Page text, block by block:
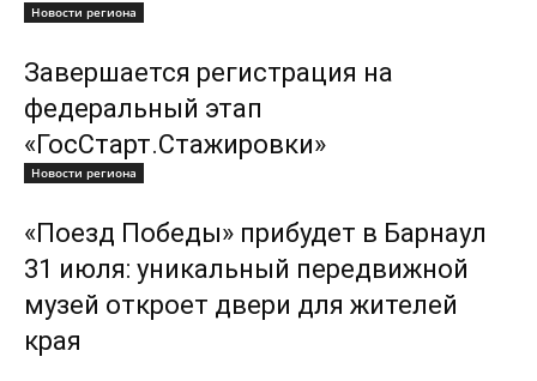
Новости региона
Завершается регистрация на
федеральный этап
«ГосСтарт.Стажировки»
Новости региона
«Поезд Победы» прибудет в Барнаул
31 июля: уникальный передвижной
музей откроет двери для жителей
края